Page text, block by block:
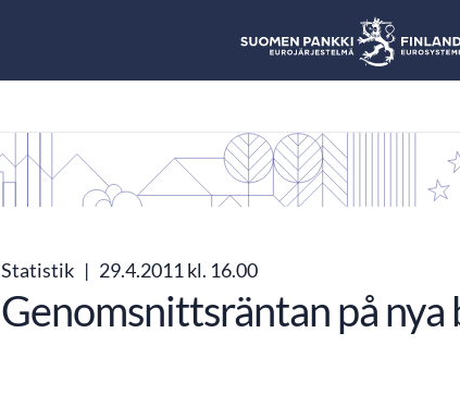
Statistik | 29.4.2011 kl. 16.00
Genomsnittsräntan på nya